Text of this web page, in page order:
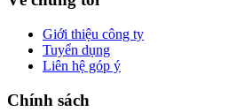
Giới thiệu công ty
Tuyển dụng
Liên hệ góp ý
Chính sách